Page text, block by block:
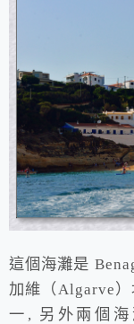
這個海灘是
加維（Algarve
一, 另外兩個海